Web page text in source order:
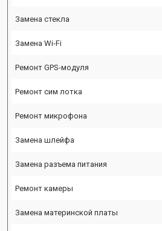
Замена стекла
Замена Wi-Fi
Ремонт GPS-модуля
Ремонт сим лотка
Ремонт микрофона
Замена шлейфа
Замена разъема питания
Ремонт камеры
Замена материнской платы